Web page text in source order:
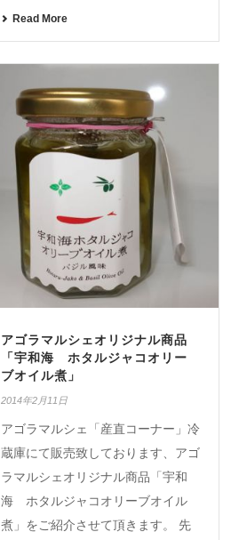
Read More
アゴラマルシェオリジナル商品
「宇和海 ホタルジャコオリー
ブオイル煮」
2014年2月11日
アゴラマルシェ「産直コーナー」冷
蔵庫にて販売致しております、アゴ
ラマルシェオリジナル商品「宇和
海 ホタルジャコオリーブオイル
煮」をご紹介させて頂きます。 先